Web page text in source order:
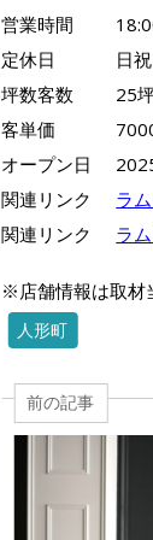
営業時間
定休日
日祝
坪数客数
25
客単価
オープン日
関連リンク
ラ
関連リンク
ラ
※店舗情報は取材
人形町
前の記事